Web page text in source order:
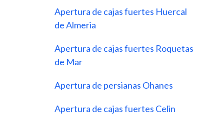
Apertura de cajas fuertes Huercal
de Almeria
Apertura de cajas fuertes Roquetas
de Mar
Apertura de persianas Ohanes
Apertura de cajas fuertes Celin